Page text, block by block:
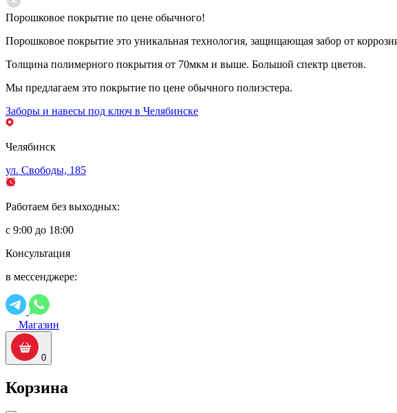
Порошковое покрытие по цене обычного!
Порошковое покрытие это уникальная технология, защищающая забор от
Толщина полимерного покрытия от 70мкм и выше. Большой спектр цветов.
Мы предлагаем это покрытие по цене обычного полиэстера.
Заборы и навесы под ключ в Челябинске
Челябинск
ул. Свободы, 185
Работаем без выходных:
с 9:00 до 18:00
Консультация
в мессенджере:
Магазин
0
Корзина